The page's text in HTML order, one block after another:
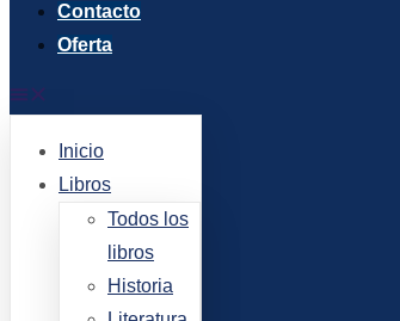
Contacto
Oferta
Inicio
Libros
Todos los
libros
Historia